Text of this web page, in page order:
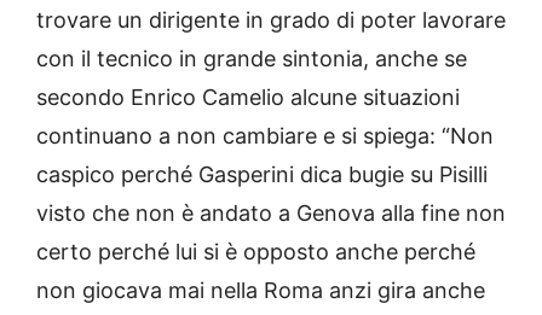
trovare un dirigente in grado di poter lavorare
con il tecnico in grande sintonia, anche se
secondo Enrico Camelio alcune situazioni
continuano a non cambiare e si spiega: “Non
caspico perché Gasperini dica bugie su Pisilli
visto che non è andato a Genova alla fine non
certo perché lui si è opposto anche perché
non giocava mai nella Roma anzi gira anche